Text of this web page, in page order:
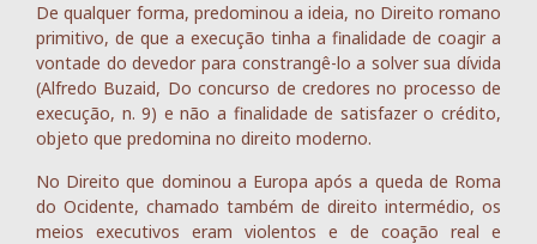
De qualquer forma, predominou a ideia, no Direito romano
primitivo, de que a execução tinha a finalidade de coagir a
vontade do devedor para constrangê-lo a solver sua dívida
(Alfredo Buzaid, Do concurso de credores no processo de
execução, n. 9) e não a finalidade de satisfazer o crédito,
objeto que predomina no direito moderno.
No Direito que dominou a Europa após a queda de Roma
do Ocidente, chamado também de direito intermédio, os
meios executivos eram violentos e de coação real e